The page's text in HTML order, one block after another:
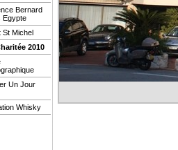
Bernard
Egypte
St Michel
2010
Un Jour
Whisky